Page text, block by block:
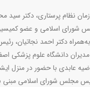
نظام پرستاری، دکتر سید
شورای اسلامی و عضو
دکتر احمد نجاتیان،
دانشگاه علوم پزشکی
عابدی با حضور در منزل
مجلس شورای اسلامی مبنی